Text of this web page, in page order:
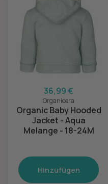
36,99 €
Organicera
Organic Baby Hooded
Jacket - Aqua
Melange - 18-24M
Hinzufügen